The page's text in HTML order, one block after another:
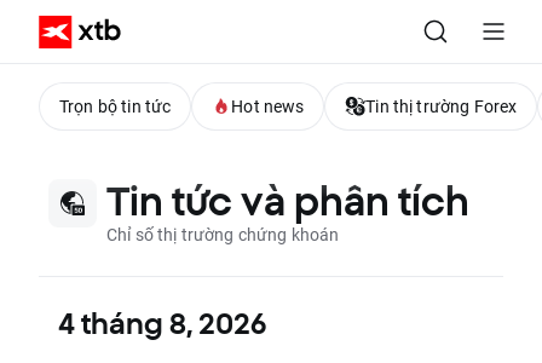
Trọn bộ tin tức Hot news Tin thị trường Forex
Tin tức và phân tích
Chỉ số thị trường chứng khoán
4 tháng 8, 2026